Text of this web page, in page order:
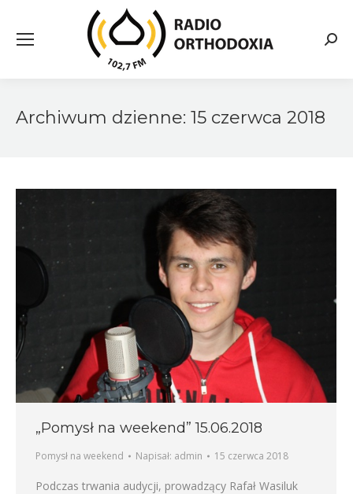
Archiwum dzienne: 15 czerwca 2018
„Pomysł na weekend” 15.06.2018
Pomysł na weekend Napisał: admin 15 czerwca 2018
Podczas trwania audycji, prowadzący Rafał Wasiluk